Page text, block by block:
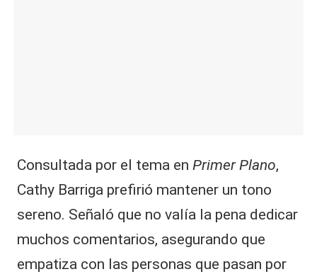
Consultada por el tema en Primer Plano,
Cathy Barriga prefirió mantener un tono
sereno. Señaló que no valía la pena dedicar
muchos comentarios, asegurando que
empatiza con las personas que pasan por